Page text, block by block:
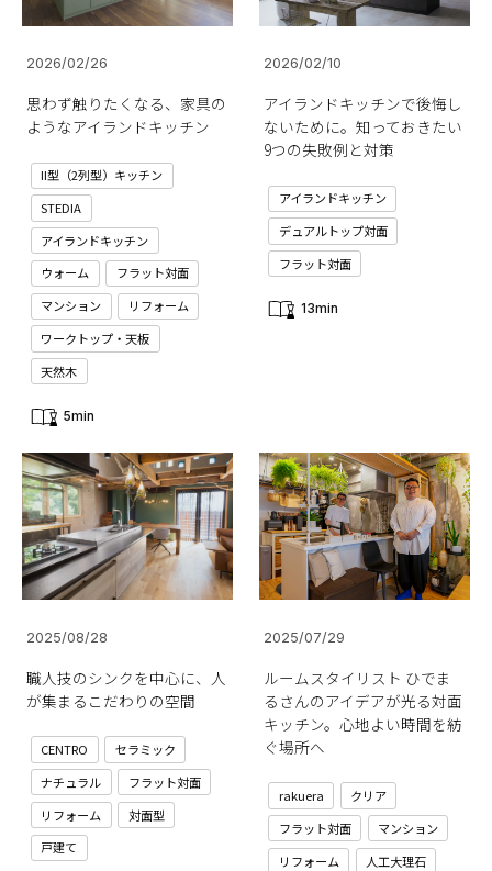
2026/02/26
思わず触りたくなる、家具の
ようなアイランドキッチン
II型（2列型）キッチン
STEDIA
アイランドキッチン
ウォーム
フラット対面
マンション
リフォーム
ワークトップ・天板
天然木
5min
2026/02/10
アイランドキッチンで後悔し
ないために。知っておきたい
9つの失敗例と対策
アイランドキッチン
デュアルトップ対面
フラット対面
13min
2025/08/28
職人技のシンクを中心に、人
が集まるこだわりの空間
CENTRO
セラミック
ナチュラル
フラット対面
リフォーム
対面型
戸建て
2025/07/29
ルームスタイリスト ひでま
るさんのアイデアが光る対面
キッチン。心地よい時間を紡
ぐ場所へ
rakuera
クリア
フラット対面
マンション
リフォーム
人工大理石